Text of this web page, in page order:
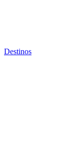
Destinos